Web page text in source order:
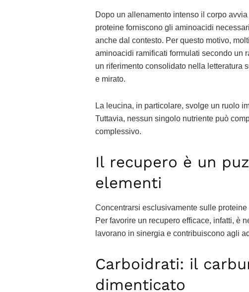
Dopo un allenamento intenso il corpo
proteine forniscono gli aminoacidi
anche dal contesto. Per questo motivo,
aminoacidi ramificati formulati secondo un
un riferimento consolidato nella letteratura
e mirato.
La leucina, in particolare, svolge un ruolo
Tuttavia, nessun singolo nutriente può
complessivo.
Il recupero è un
elementi
Concentrarsi esclusivamente sulle
Per favorire un recupero efficace, infatti, è
lavorano in sinergia e contribuiscono agli
Carboidrati: il
dimenticato